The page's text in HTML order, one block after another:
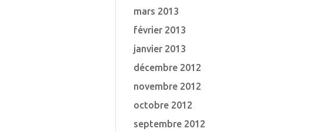
mars 2013
février 2013
janvier 2013
décembre 2012
novembre 2012
octobre 2012
septembre 2012